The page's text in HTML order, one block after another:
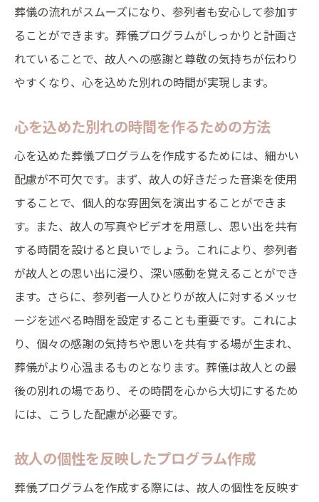
心温まる葬儀を実現するためのプログラム作成
方法
故人への敬意を表すプログラム作成のポイ
心に残る言葉やエピソードの取り入れ方
感動を与える音楽や映像の使用方法
参列者への配慮を忘れないスケジュール作
成
プログラム見直しと最終確認の重要性
専門家のアドバイスを取り入れるメリット
葬儀プログラムの流れと内容を工夫する重要な
ポイント
スムーズな進行を実現するプログラム設計
重要なセクションとその配置方法
演出効果を高めるためのインタラクティブ
な要素
成
参列者参加型のプログラムの取り入れ方
葬儀の流れがスムーズになり、参列者も安心して参加す
ることができます。葬儀プログラムがしっかりと計画さ
れていることで、故人への感謝と尊敬の気持ちが伝わり
やすくなり、心を込めた別れの時間が実現します。
心を込めた別れの時間を作るための方法
心を込めた葬儀プログラムを作成するためには、細かい
配慮が不可欠です。まず、故人の好きだった音楽を使用
することで、個人的な雰囲気を演出することができま
す。また、故人の写真やビデオを用意し、思い出を共有
する時間を設けると良いでしょう。これにより、参列者
が故人との思い出に浸り、深い感動を覚えることができ
ます。さらに、参列者一人ひとりが故人に対するメッセ
ージを述べる時間を設定することも重要です。これによ
り、個々の感謝の気持ちや思いを共有する場が生まれ、
葬儀がより心温まるものとなります。葬儀は故人との最
後の別れの場であり、その時間を心から大切にするため
には、こうした配慮が必要です。
故人の個性を反映したプログラム作成
葬儀プログラムを作成する際には、故人の個性を反映す